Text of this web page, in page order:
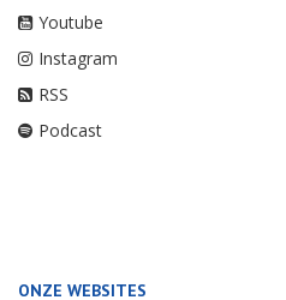
Youtube
Instagram
RSS
Podcast
ONZE WEBSITES